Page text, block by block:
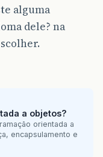
alguma
dele? na
a objetos?
orientada a
encapsulamento e